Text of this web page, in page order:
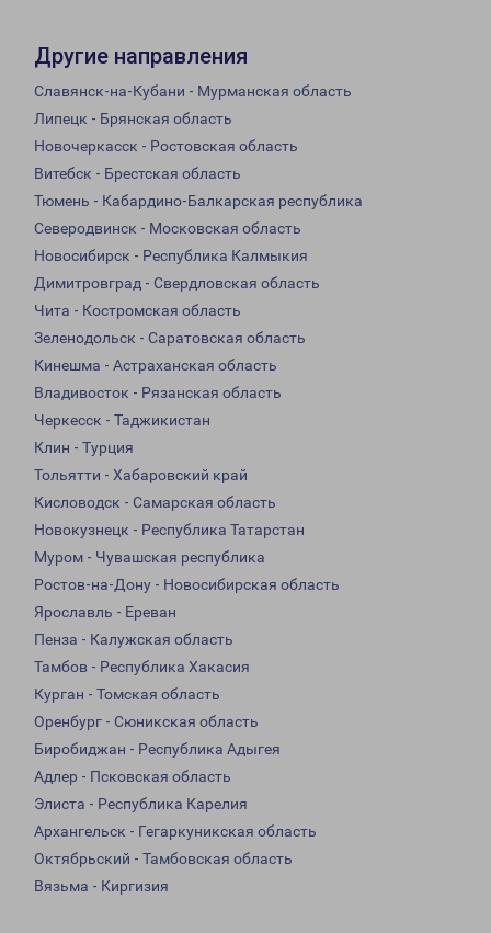
Другие направления
Славянск-на-Кубани - Мурманская область
Липецк - Брянская область
Новочеркасск - Ростовская область
Витебск - Брестская область
Тюмень - Кабардино-Балкарская республика
Северодвинск - Московская область
Новосибирск - Республика Калмыкия
Димитровград - Свердловская область
Чита - Костромская область
Зеленодольск - Саратовская область
Кинешма - Астраханская область
Владивосток - Рязанская область
Черкесск - Таджикистан
Клин - Турция
Тольятти - Хабаровский край
Кисловодск - Самарская область
Новокузнецк - Республика Татарстан
Муром - Чувашская республика
Ростов-на-Дону - Новосибирская область
Ярославль - Ереван
Пенза - Калужская область
Тамбов - Республика Хакасия
Курган - Томская область
Оренбург - Сюникская область
Биробиджан - Республика Адыгея
Адлер - Псковская область
Элиста - Республика Карелия
Архангельск - Гегаркуникская область
Октябрьский - Тамбовская область
Вязьма - Киргизия